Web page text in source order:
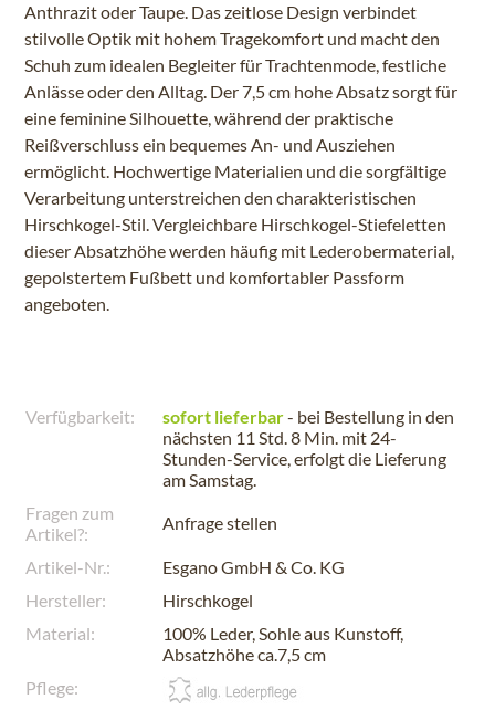
Anthrazit oder Taupe. Das zeitlose Design verbindet
stilvolle Optik mit hohem Tragekomfort und macht den
Schuh zum idealen Begleiter für Trachtenmode, festliche
Anlässe oder den Alltag. Der 7,5 cm hohe Absatz sorgt für
eine feminine Silhouette, während der praktische
Reißverschluss ein bequemes An- und Ausziehen
ermöglicht. Hochwertige Materialien und die sorgfältige
Verarbeitung unterstreichen den charakteristischen
Hirschkogel-Stil. Vergleichbare Hirschkogel-Stiefeletten
dieser Absatzhöhe werden häufig mit Lederobermaterial,
gepolstertem Fußbett und komfortabler Passform
angeboten.
Verfügbarkeit: sofort lieferbar- bei Bestellung in den
nächsten 11 Std. 8 Min. mit 24-
Stunden-Service, erfolgt die Lieferung
amSamstag.
Fragen zum
Artikel?:
Anfrage stellen
Artikel-Nr.:
Esgano GmbH & Co. KG
Hersteller:
Hirschkogel
Material:
100% Leder, Sohle aus Kunstoff,
Absatzhöhe ca.7,5 cm
Pflege: